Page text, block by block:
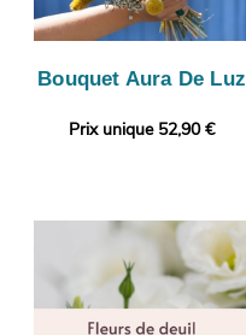
Bouquet Aura De Luz
Prix unique 52,90 €